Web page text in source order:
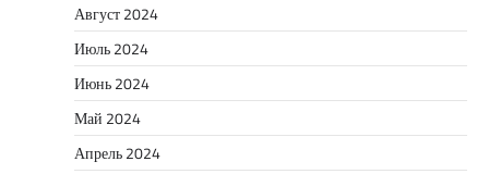
Август 2024
Июль 2024
Июнь 2024
Май 2024
Апрель 2024